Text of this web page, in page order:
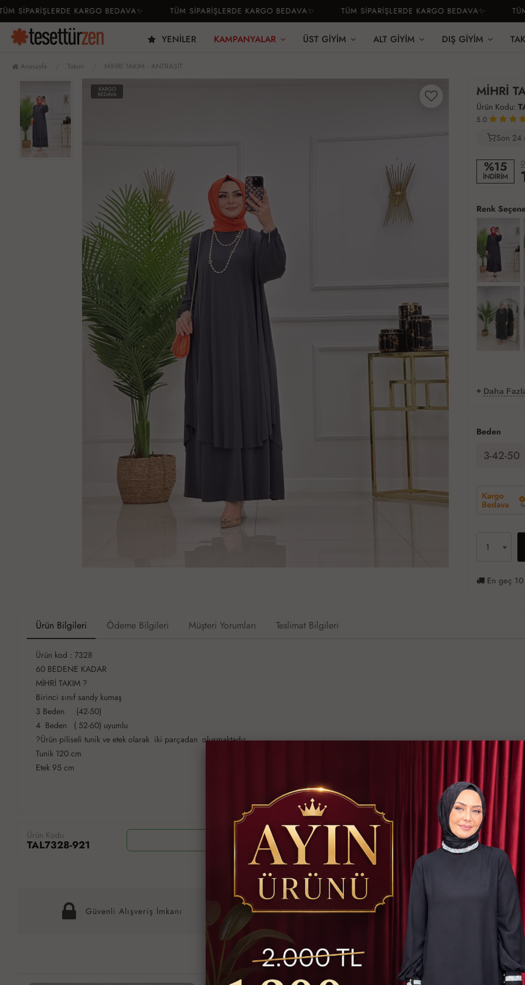
KARGO BEDAVA✨ TÜM SİPARİŞLERDE KARGO BEDAVA✨ TÜM SİPARİŞLERDE KARGO BEDAVA✨ TÜM
YENILER KAMPANYALAR ÜST GIYIM ALT GIYIM DIŞ GIYIM
Anasayfa Takım MİHRİ TAKIM - ANTRASİT
KARGO
BEDAVA MİHRİ
Ürün Kodu:
5.0
Son 24
%15
İNDİRİM
Renk
+ Daha
Beden
3-42-50
En geç 10
Ürün Bilgileri Ödeme Bilgileri Müşteri Yorumları Teslimat Bilgileri
Ürün kod : 7328
60 BEDENE KADAR
MİHRİ TAKIM ?
Birinci sınıf sandy kumaş
3 Beden (42-50)
4 Beden ( 52-60) uyumlu
?Ürün piliseli tunik ve etek olarak iki parçadan oluşmaktadır
Tunik 120 cm
Etek 95 cm
Ürün Kodu
TAL7328-921 Whatsapp ile Sipariş
Güvenli Alışveriş İmkanı Hızlı Kargo İmkanı Kredi Kartına
İlginizi Çekebilir